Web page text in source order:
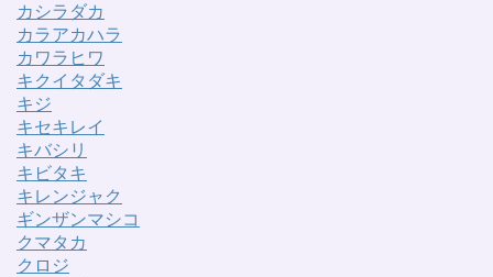
カシラダカ
カラアカハラ
カワラヒワ
キクイタダキ
キジ
キセキレイ
キバシリ
キビタキ
キレンジャク
ギンザンマシコ
クマタカ
クロジ